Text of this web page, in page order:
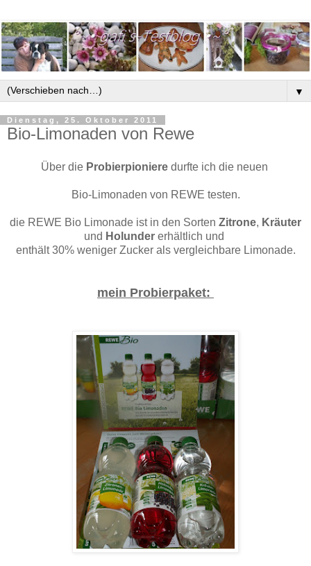
▼
Dienstag, 25. Oktober 2011
Bio-Limonaden von Rewe
Über die Probierpionieredurfte ich die neuen
Bio-Limonaden von REWE testen.
die REWE Bio Limonade ist in den Sorten Zitrone, Kräuter
und Holunder erhältlich und
enthält 30% weniger Zucker als vergleichbare Limonade.
mein Probierpaket: